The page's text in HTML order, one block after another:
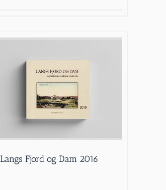
Langs Fjord og Dam 2016